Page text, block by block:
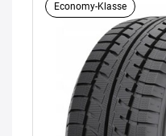
Economy-Klasse